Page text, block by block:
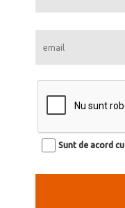
Sunt de acord cu